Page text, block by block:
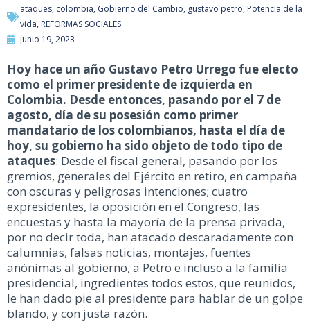
ataques, colombia, Gobierno del Cambio, gustavo petro, Potencia de la
vida, REFORMAS SOCIALES
junio 19, 2023
Hoy hace un año Gustavo Petro Urrego fue electo
como el primer presidente de izquierda en
Colombia. Desde entonces, pasando por el 7 de
agosto, día de su posesión como primer
mandatario de los colombianos, hasta el día de
hoy, su gobierno ha sido objeto de todo tipo de
ataques: Desde el fiscal general, pasando por los
gremios, generales del Ejército en retiro, en campaña
con oscuras y peligrosas intenciones; cuatro
expresidentes, la oposición en el Congreso, las
encuestas y hasta la mayoría de la prensa privada,
por no decir toda, han atacado descaradamente con
calumnias, falsas noticias, montajes, fuentes
anónimas al gobierno, a Petro e incluso a la familia
presidencial, ingredientes todos estos, que reunidos,
le han dado pie al presidente para hablar de un golpe
blando, y con justa razón.